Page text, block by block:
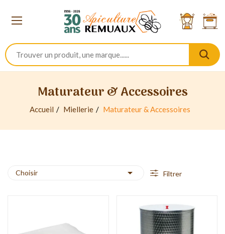
Maturateur & Accessoires
Accueil Miellerie Maturateur & Accessoires
Choisir  Filtrer